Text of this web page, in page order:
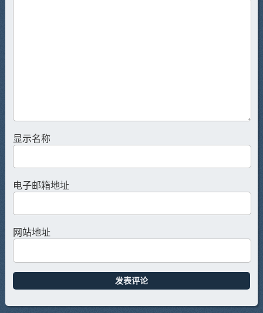
显示名称
电子邮箱地址
网站地址